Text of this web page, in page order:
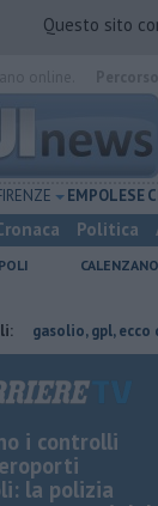
Questo sito
EMPOLESE
Politica
CALENZANO
gpl, ecco dove
i controlli
la polizia